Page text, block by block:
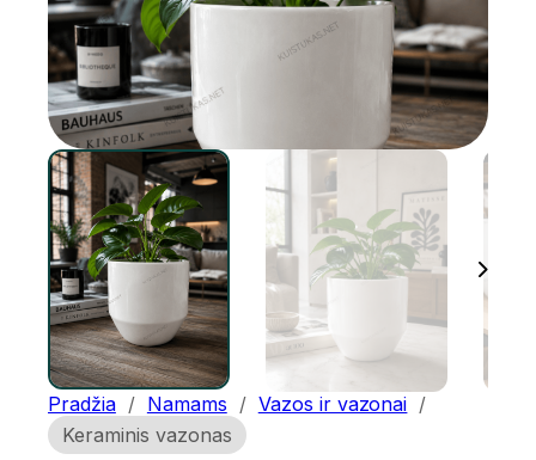
Pradžia / Namams / Vazos ir vazonai /
Keraminis vazonas